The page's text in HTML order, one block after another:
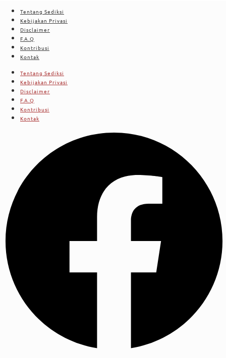
Tentang Sediksi
Kebijakan Privasi
Disclaimer
F.A.Q
Kontribusi
Kontak
Tentang Sediksi
Kebijakan Privasi
Disclaimer
F.A.Q
Kontribusi
Kontak